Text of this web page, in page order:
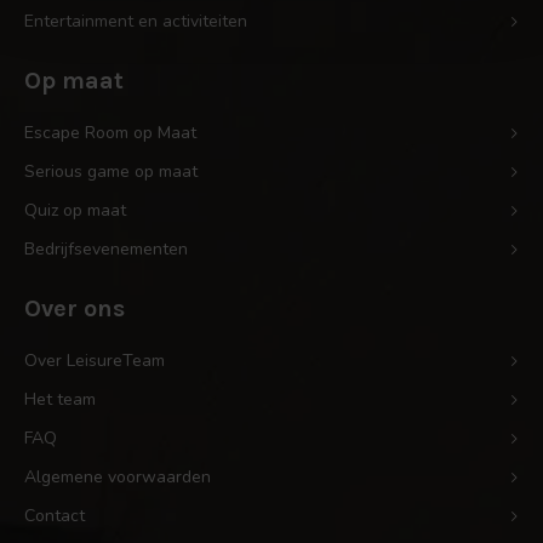
Entertainment en activiteiten
Op maat
Escape Room op Maat
Serious game op maat
Quiz op maat
Bedrijfsevenementen
Over ons
Over LeisureTeam
Het team
FAQ
Algemene voorwaarden
Contact